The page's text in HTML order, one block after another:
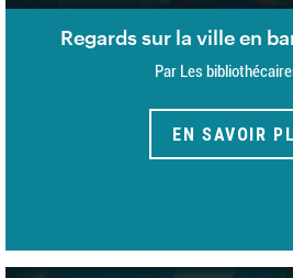
Regards sur la ville en
Par Les
EN SAVOIR